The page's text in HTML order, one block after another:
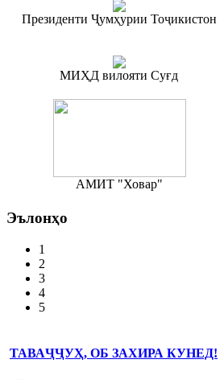
Президенти Ҷумҳурии Тоҷикистон
МИҲД вилояти Суғд
АМИТ "Ховар"
Эълонҳо
1
2
3
4
5
ТАВАҶҶУҲ, ОБ ЗАХИРА КУНЕД!